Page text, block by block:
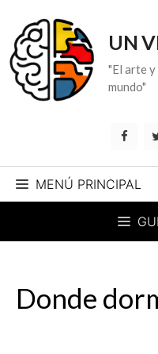
contenido
UN
"El arte
mundo"
MENÚ PRINCIPAL
Donde